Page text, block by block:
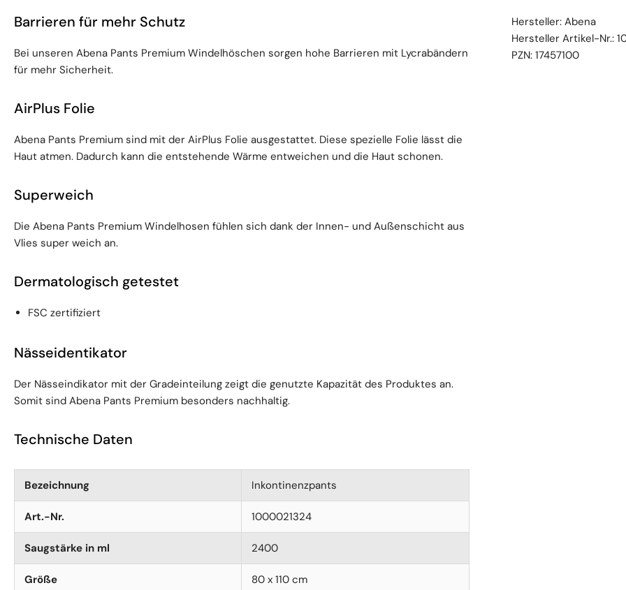
Hersteller: Abena
Hersteller Artikel-Nr.:
PZN: 17457100
Barrieren für mehr Schutz
Bei unseren Abena Pants Premium Windelhöschen sorgen hohe Barrieren mit Lycrabändern
für mehr Sicherheit.
AirPlus Folie
Abena Pants Premium sind mit der AirPlus Folie ausgestattet. Diese spezielle Folie lässt die
Haut atmen. Dadurch kann die entstehende Wärme entweichen und die Haut schonen.
Superweich
Die Abena Pants Premium Windelhosen fühlen sich dank der Innen- und Außenschicht aus
Vlies super weich an.
Dermatologisch getestet
FSC zertifiziert
Nässeidentikator
Der Nässeindikator mit der Gradeinteilung zeigt die genutzte Kapazität des Produktes an.
Somit sind Abena Pants Premium besonders nachhaltig.
Technische Daten
Bezeichnung Inkontinenzpants
Art.-Nr. 1000021324
Saugstärke in ml 2400
Größe 80 x 110 cm